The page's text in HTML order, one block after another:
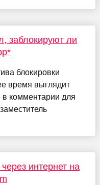
заблокируют ли
блокировки
время выглядит
комментарии для
интернет на